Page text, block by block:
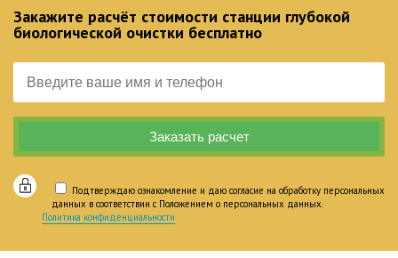
Закажите расчёт стоимости станции глубокой
биологической очистки бесплатно
Подтверждаю ознакомление и даю согласие на обработку персональных
данных в соответствии с Положением о персональных данных.
Политика конфиденциальности